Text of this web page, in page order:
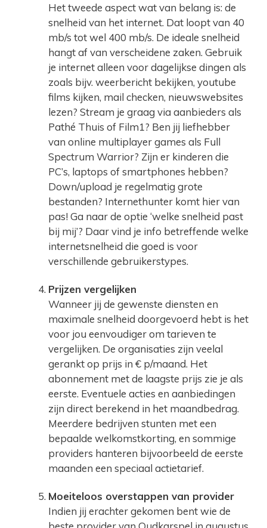
Het tweede aspect wat van belang is: de
snelheid van het internet. Dat loopt van 40
mb/s tot wel 400 mb/s. De ideale snelheid
hangt af van verscheidene zaken. Gebruik
je internet alleen voor dagelijkse dingen als
zoals bijv. weerbericht bekijken, youtube
films kijken, mail checken, nieuwswebsites
lezen? Stream je graag via aanbieders als
Pathé Thuis of Film1? Ben jij liefhebber
van online multiplayer games als Full
Spectrum Warrior? Zijn er kinderen die
PC’s, laptops of smartphones hebben?
Down/upload je regelmatig grote
bestanden? Internethunter komt hier van
pas! Ga naar de optie ‘welke snelheid past
bij mij’? Daar vind je info betreffende welke
internetsnelheid die goed is voor
verschillende gebruikerstypes.
Prijzen vergelijken
Wanneer jij de gewenste diensten en
maximale snelheid doorgevoerd hebt is het
voor jou eenvoudiger om tarieven te
vergelijken. De organisaties zijn veelal
gerankt op prijs in € p/maand. Het
abonnement met de laagste prijs zie je als
eerste. Eventuele acties en aanbiedingen
zijn direct berekend in het maandbedrag.
Meerdere bedrijven stunten met een
bepaalde welkomstkorting, en sommige
providers hanteren bijvoorbeeld de eerste
maanden een speciaal actietarief.
Moeiteloos overstappen van provider
Indien jij erachter gekomen bent wie de